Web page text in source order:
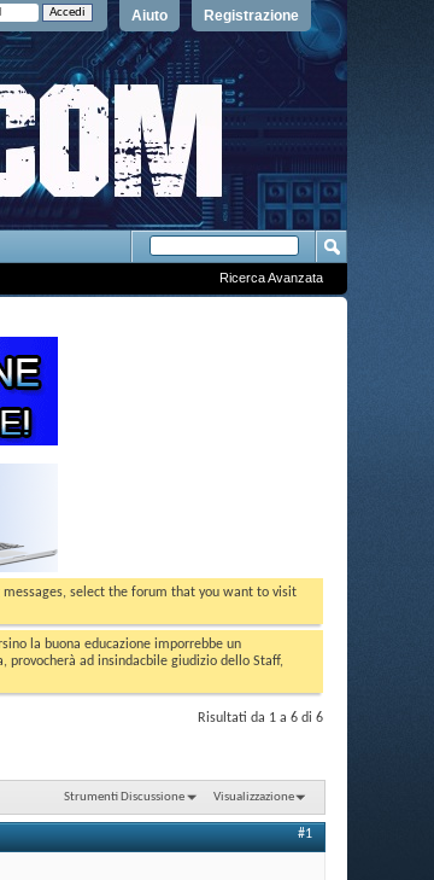
Registrazione
Aiuto
Ricerca Avanzata
select the forum that you want to visit
la buona educazione imporrebbe un
provocherà ad insindacbile giudizio dello Staff,
Risultati da 1 a 6 di 6
Strumenti Discussione Visualizzazione
#1